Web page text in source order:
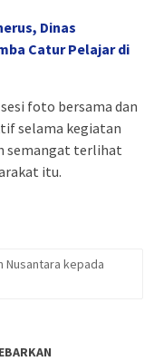
Dinas
Catur Pelajar di
foto bersama dan
selama kegiatan
semangat terlihat
itu.
Nusantara kepada